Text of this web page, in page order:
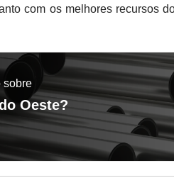
com os melhores recursos
sobre
Oeste?